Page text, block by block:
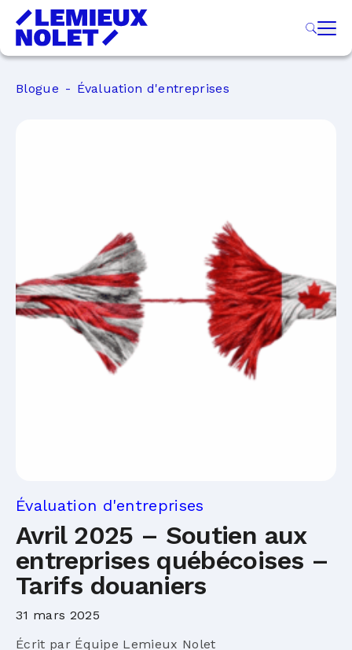
Blogue Évaluation d'entreprises
Évaluation d'entreprises
Avril 2025 – Soutien aux
entreprises québécoises –
Tarifs douaniers
31 mars 2025
Écrit par Équipe Lemieux Nolet